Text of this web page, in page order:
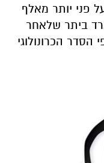
פני יותר מאלף
ביתר שלאחר
הסדר הכרונולוגי